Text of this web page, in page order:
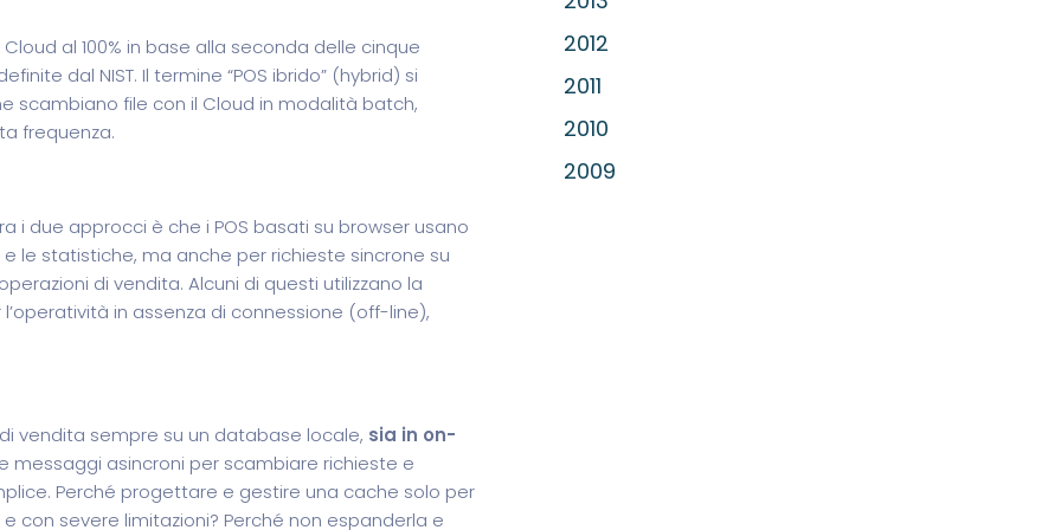
al 100% in base alla seconda delle cinque
dal NIST. Il termine “POS ibrido” (hybrid) si
scambiano file con il Cloud in modalità batch,
frequenza.
i due approcci è che i POS basati su browser usano
le statistiche, ma anche per richieste sincrone su
di vendita. Alcuni di questi utilizzano la
in assenza di connessione (off-line),
vendita sempre su un database locale, sia in on-
messaggi asincroni per scambiare richieste e
Perché progettare e gestire una cache solo per
con severe limitazioni? Perché non espanderla e
2012
2011
2010
2009